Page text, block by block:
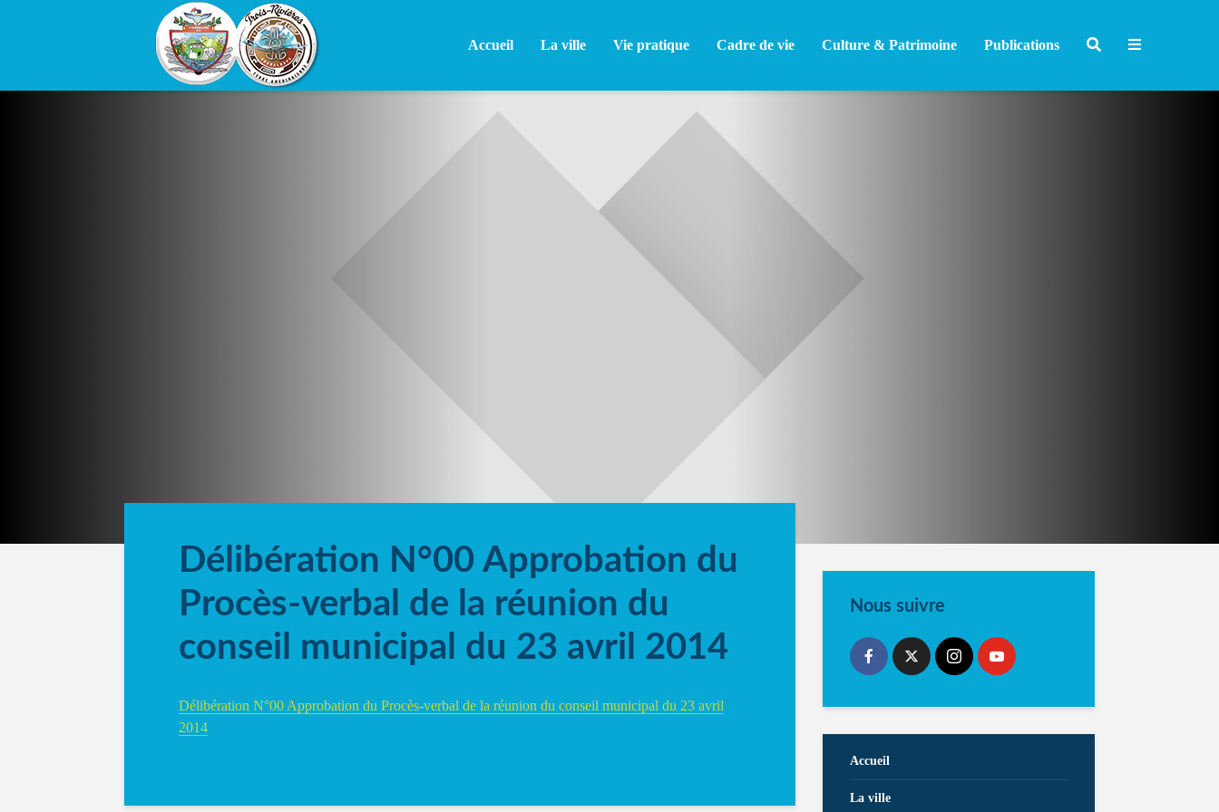
Accueil La ville Vie pratique Cadre de vie Culture & Patrimoine Publications
Délibération N°00 Approbation du
Procès-verbal de la réunion du
conseil municipal du 23 avril 2014
Délibération N°00 Approbation du Procès-verbal de la réunion du conseil municipal du 23 avril
2014
Nous suivre
Accueil
La ville